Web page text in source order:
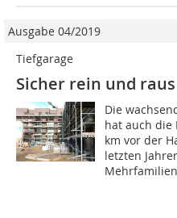
Ausgabe 04/2019
Tiefgarage
Sicher rein und raus
Die
hat auch die
km vor der
letzten